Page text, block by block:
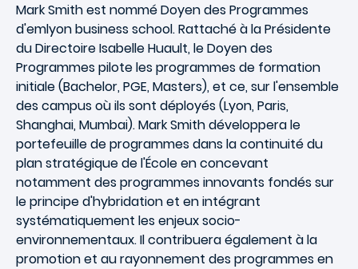
Mark Smith est nommé Doyen des Programmes
d'emlyon business school. Rattaché à la Présidente
du Directoire Isabelle Huault, le Doyen des
Programmes pilote les programmes de formation
initiale (Bachelor, PGE, Masters), et ce, sur l'ensemble
des campus où ils sont déployés (Lyon, Paris,
Shanghai, Mumbai). Mark Smith développera le
portefeuille de programmes dans la continuité du
plan stratégique de l'École en concevant
notamment des programmes innovants fondés sur
le principe d'hybridation et en intégrant
systématiquement les enjeux socio-
environnementaux. Il contribuera également à la
promotion et au rayonnement des programmes en